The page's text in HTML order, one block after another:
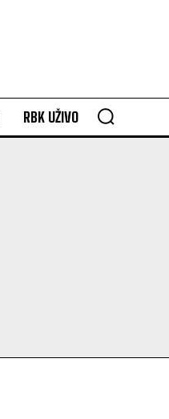
RBK UŽIVO